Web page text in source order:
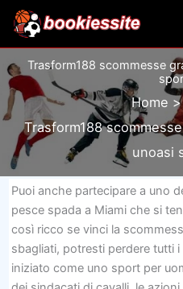
contenuto
Trasform188 scommesse
Home
Trasform188
unoasi
Puoi anche partecipare a uno
pesce spada a Miami che si
così ricco se vinci la
sbagliati, potresti perdere tutti
iniziato come uno sport per